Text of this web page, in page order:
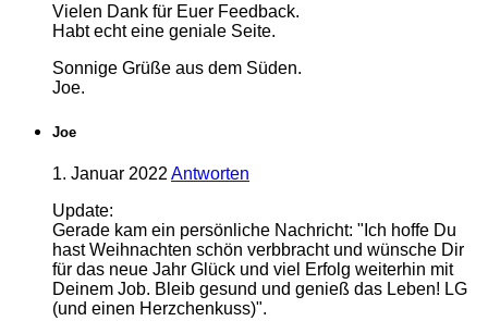
Vielen Dank für Euer Feedback.
Habt echt eine geniale Seite.
Sonnige Grüße aus dem Süden.
Joe.
Joe
1. Januar 2022 Antworten
Update:
Gerade kam ein persönliche Nachricht: "Ich hoffe Du
hast Weihnachten schön verbbracht und wünsche Dir
für das neue Jahr Glück und viel Erfolg weiterhin mit
Deinem Job. Bleib gesund und genieß das Leben! LG
(und einen Herzchenkuss)".